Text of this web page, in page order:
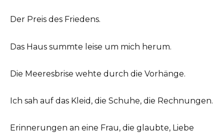
Der Preis des Friedens.
Das Haus summte leise um mich herum.
Die Meeresbrise wehte durch die Vorhänge.
Ich sah auf das Kleid, die Schuhe, die Rechnungen.
Erinnerungen an eine Frau, die glaubte, Liebe